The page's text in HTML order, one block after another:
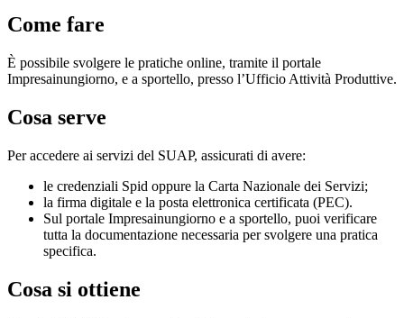
Come fare
È possibile svolgere le pratiche online, tramite il portale
Impresainungiorno, e a sportello, presso l’Ufficio Attività Produttive.
Cosa serve
Per accedere ai servizi del SUAP, assicurati di avere:
le credenziali Spid oppure la Carta Nazionale dei Servizi;
la firma digitale e la posta elettronica certificata (PEC).
Sul portale Impresainungiorno e a sportello, puoi verificare
tutta la documentazione necessaria per svolgere una pratica
specifica.
Cosa si ottiene